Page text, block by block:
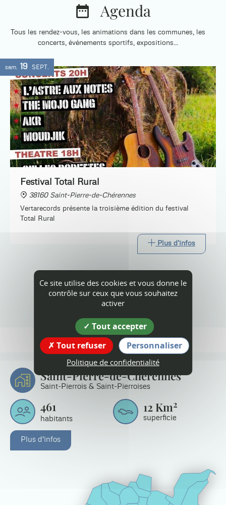
Agenda
Tous les rendez-vous, les animations dans les communes, les
concerts, événements sportifs, expositions...
sam. 19 SEPT.
Festival Total Rural
38160 Saint-Pierre-de-Chérennes
Vertarecords présente la troisième édition du festival
Total Rural
Plus d'infos
Tout l'agenda
Saint-Pierre-de-Chérennes
Saint-Pierrois & Saint-Pierroises
461
habitants
12 Km2
superficie
Plus d'infos
Ce site utilise des cookies et vous donne le
contrôle sur ceux que vous souhaitez
activer
Tout accepter
Tout refuser
Personnaliser
Politique de confidentialité